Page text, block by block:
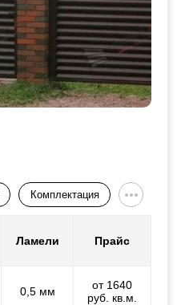
Комплектация
Ламели Прайс
0,5 мм
от 1640
руб. кв.м.